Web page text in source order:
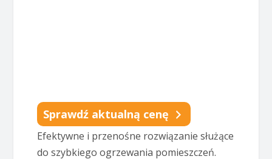
Sprawdź aktualną cenę
Efektywne i przenośne rozwiązanie służące
do szybkiego ogrzewania pomieszczeń.